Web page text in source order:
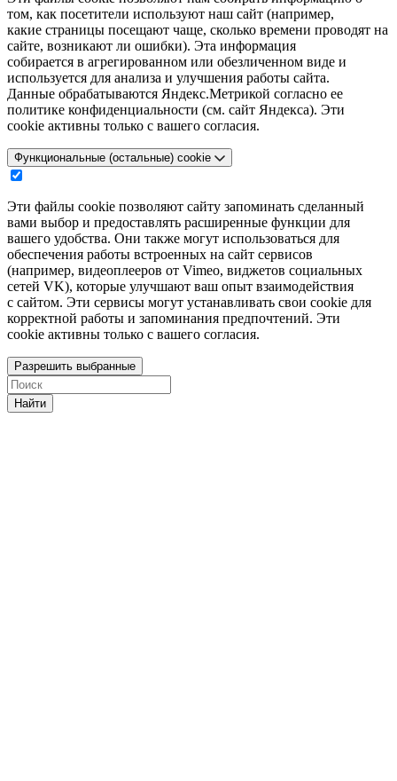
том, как посетители используют наш сайт (например,
какие страницы посещают чаще, сколько времени проводят на
сайте, возникают ли ошибки). Эта информация
собирается в агрегированном или обезличенном виде и
используется для анализа и улучшения работы сайта.
Данные обрабатываются Яндекс.Метрикой согласно ее
политике конфиденциальности (см. сайт Яндекса). Эти
cookie активны только с вашего согласия.
Функциональные (остальные) cookie
Эти файлы cookie позволяют сайту запоминать сделанный
вами выбор и предоставлять расширенные функции для
вашего удобства. Они также могут использоваться для
обеспечения работы встроенных на сайт сервисов
(например, видеоплееров от Vimeo, виджетов социальных
сетей VK), которые улучшают ваш опыт взаимодействия
с сайтом. Эти сервисы могут устанавливать свои cookie для
корректной работы и запоминания предпочтений. Эти
cookie активны только с вашего согласия.
Разрешить выбранные
Найти